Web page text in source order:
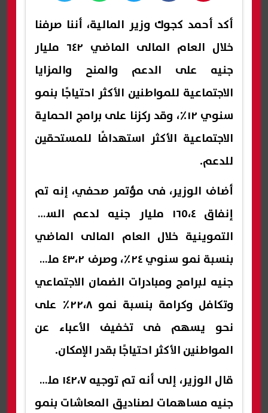
أكد أحمد كجوك وزير المالية، أننا صرفنا
خلال العام المالى الماضي ٦٤٢ مليار
جنيه على الدعم والمنح والمزايا
الاجتماعية للمواطنين الأكثر احتياجًا بنمو
سنوي ١٢٪، وقد ركزنا على برامج الحماية
الاجتماعية الأكثر استهدافًا للمستحقين
للدعم.
أضاف الوزير، فى مؤتمر صحفي، إنه تم
إنفاق ١٦٥،٤ مليار جنيه لدعم السلع
التموينية خلال العام المالى الماضي
بنسبة نمو سنوي ٢٤٪، وصرف ٤٣،٢ مليار
جنيه لبرامج ومبادرات الضمان الاجتماعي
وتكافل وكرامة بنسبة نمو ٢٢،٨٪ على
نحو يسهم فى تخفيف الأعباء عن
المواطنين الأكثر احتياجًا بقدر الإمكان.
قال الوزير، إلى أنه تم توجيه ١٤٢،٧ مليار
جنيه مساهمات لصناديق المعاشات بنمو